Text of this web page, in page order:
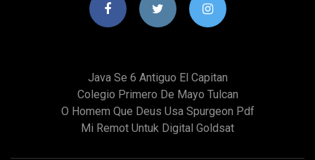
Java Se 6 Antiguo El Capitan
Colegio Primero De Mayo Tulcan
O Homem Que Deus Usa Spurgeon Pdf
Mi Remot Untuk Digital Goldsat